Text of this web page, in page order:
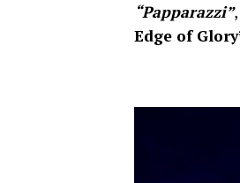
“Papparazzi”
Edge of